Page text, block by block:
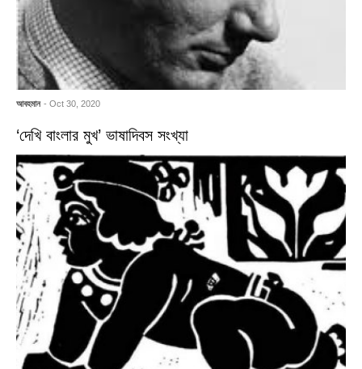
আবহমান - Oct 30, 2020
‘দেখি বাংলার মুখ’ ভাষাদিবস সংখ্যা